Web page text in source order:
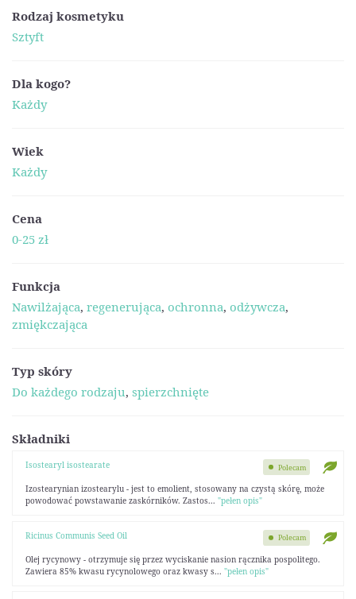
Rodzaj kosmetyku
Sztyft
Dla kogo?
Każdy
Wiek
Każdy
Cena
0-25 zł
Funkcja
Nawilżająca, regenerująca, ochronna, odżywcza,
zmiękczająca
Typ skóry
Do każdego rodzaju, spierzchnięte
Składniki
Isostearyl isostearate
Izostearynian izostearylu - jest to emolient, stosowany na czystą skórę, może
powodować powstawanie zaskórników. Zastos... "pełen opis"
Polecam
Ricinus Communis Seed Oil
Olej rycynowy - otrzymuje się przez wyciskanie nasion rącznika pospolitego.
Zawiera 85% kwasu rycynolowego oraz kwasy s... "pełen opis"
Polecam